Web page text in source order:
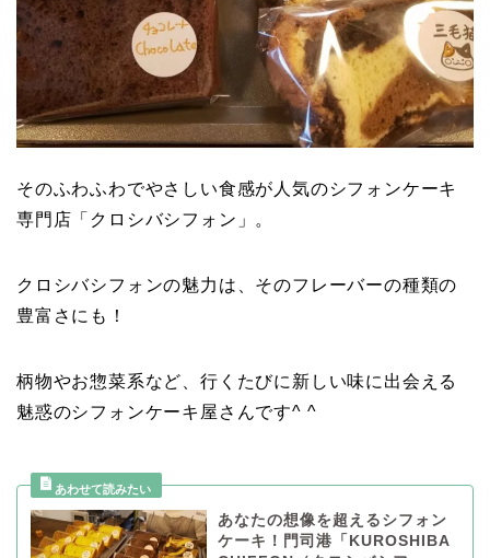
そのふわふわでやさしい食感が人気のシフォンケーキ
専門店「クロシバシフォン」。
クロシバシフォンの魅力は、そのフレーバーの種類の
豊富さにも！
柄物やお惣菜系など、行くたびに新しい味に出会える
魅惑のシフォンケーキ屋さんです^ ^
あなたの想像を超えるシフォン
ケーキ！門司港「KUROSHIBA